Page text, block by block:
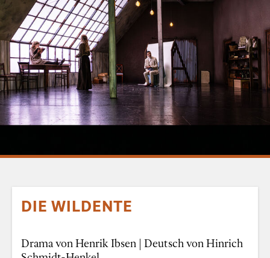
DIE WILDENTE
Drama von Henrik Ibsen | Deutsch von Hinrich